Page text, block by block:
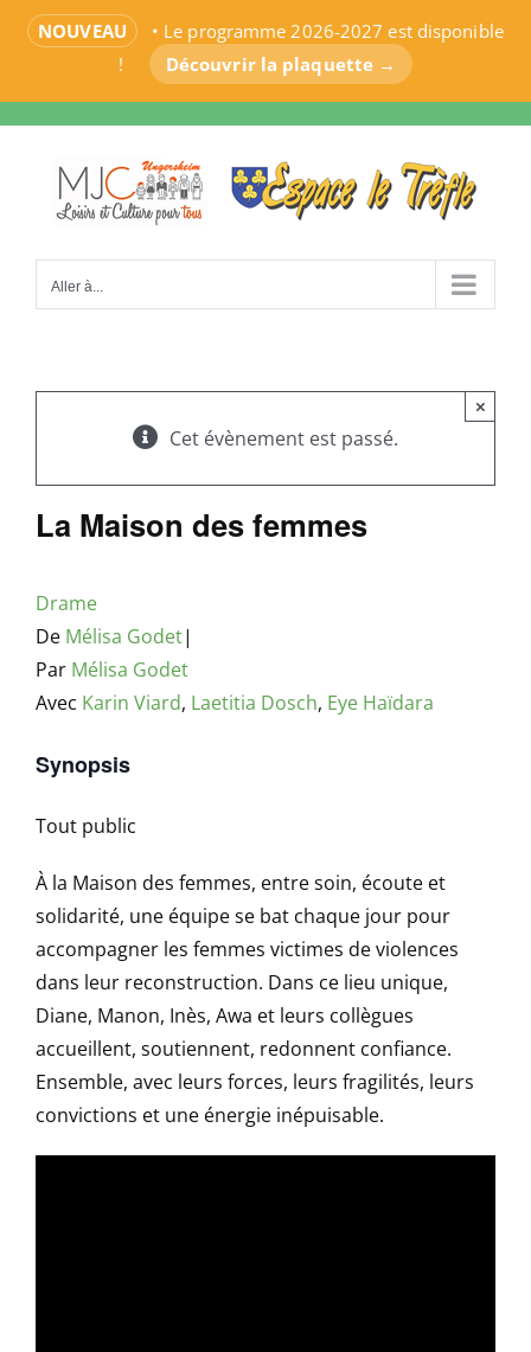
NOUVEAU
• Le programme 2026-2027 est disponible
!
Découvrir la plaquette →
contenu
Aller à...
Cet évènement est passé.
×
La Maison des femmes
Drame
De Mélisa Godet|
Par Mélisa Godet
Avec Karin Viard, Laetitia Dosch, Eye Haïdara
Synopsis
Tout public
À la Maison des femmes, entre soin, écoute et
solidarité, une équipe se bat chaque jour pour
accompagner les femmes victimes de violences
dans leur reconstruction. Dans ce lieu unique,
Diane, Manon, Inès, Awa et leurs collègues
accueillent, soutiennent, redonnent confiance.
Ensemble, avec leurs forces, leurs fragilités, leurs
convictions et une énergie inépuisable.